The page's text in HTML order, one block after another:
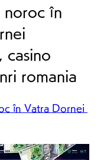
noroc în
casino
romania
în Vatra Dornei